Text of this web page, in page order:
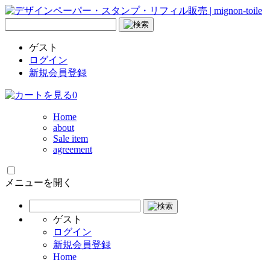
ゲスト
ログイン
新規会員登録
0
Home
about
Sale item
agreement
メニューを開く
ゲスト
ログイン
新規会員登録
Home